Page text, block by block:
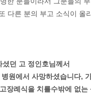
다른 분의 부고 소식이 올
던 고 정인호님께서
원에서 사망하셨습니다,
장례식을 치를수밖에 없